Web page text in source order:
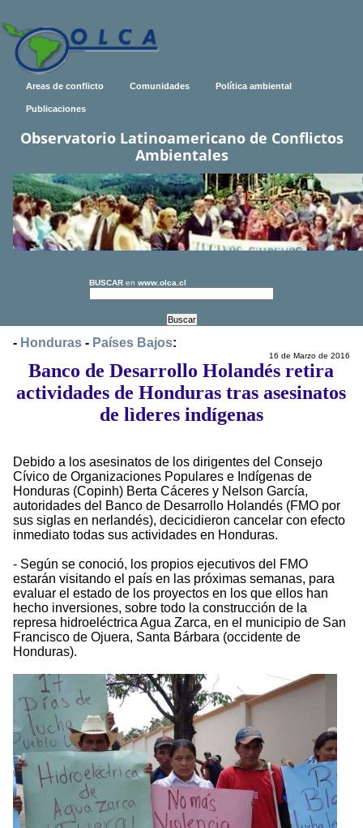
Areas de conflicto Comunidades Política ambiental
Publicaciones
Observatorio Latinoamericano de Conflictos
Ambientales
BUSCAR en www.olca.cl
- Honduras - Países Bajos:
16 de Marzo de 2016
Banco de Desarrollo Holandés retira
actividades de Honduras tras asesinatos
de lìderes indígenas
Debido a los asesinatos de los dirigentes del Consejo
Cívico de Organizaciones Populares e Indígenas de
Honduras (Copinh) Berta Cáceres y Nelson García,
autoridades del Banco de Desarrollo Holandés (FMO por
sus siglas en nerlandés), decicidieron cancelar con efecto
inmediato todas sus actividades en Honduras.
- Según se conoció, los propios ejecutivos del FMO
estarán visitando el país en las próximas semanas, para
evaluar el estado de los proyectos en los que ellos han
hecho inversiones, sobre todo la construcción de la
represa hidroeléctrica Agua Zarca, en el municipio de San
Francisco de Ojuera, Santa Bárbara (occidente de
Honduras).